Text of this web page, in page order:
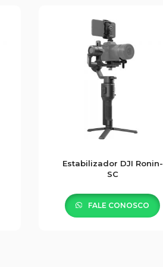
Estabilizador DJI Ronin-
SC
FALE CONOSCO